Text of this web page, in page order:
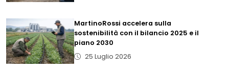
MartinoRossi accelera sulla
sostenibilità con il bilancio 2025 e il
piano 2030
25 Luglio 2026